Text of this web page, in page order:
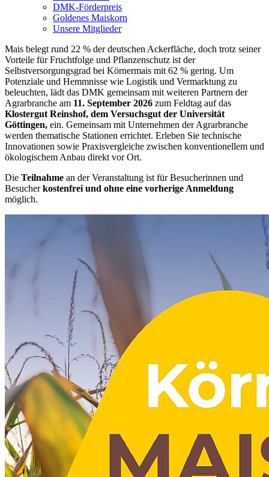
DMK-Förderpreis
Goldenes Maiskorn
Unsere Mitglieder
Mais belegt rund 22 % der deutschen Ackerfläche, doch trotz seiner
Vorteile für Fruchtfolge und Pflanzenschutz ist der
Selbstversorgungsgrad bei Körnermais mit 62 % gering. Um
Potenziale und Hemmnisse wie Logistik und Vermarktung zu
beleuchten, lädt das DMK gemeinsam mit weiteren Partnern der
Agrarbranche am 11. September 2026 zum Feldtag auf das
Klostergut Reinshof, dem Versuchsgut der Universität
Göttingen, ein. Gemeinsam mit Unternehmen der Agrarbranche
werden thematische Stationen errichtet. Erleben Sie technische
Innovationen sowie Praxisvergleiche zwischen konventionellem und
ökologischem Anbau direkt vor Ort.
Die Teilnahme an der Veranstaltung ist für Besucherinnen und
Besucherkostenfrei und ohne eine vorherige Anmeldung
möglich.